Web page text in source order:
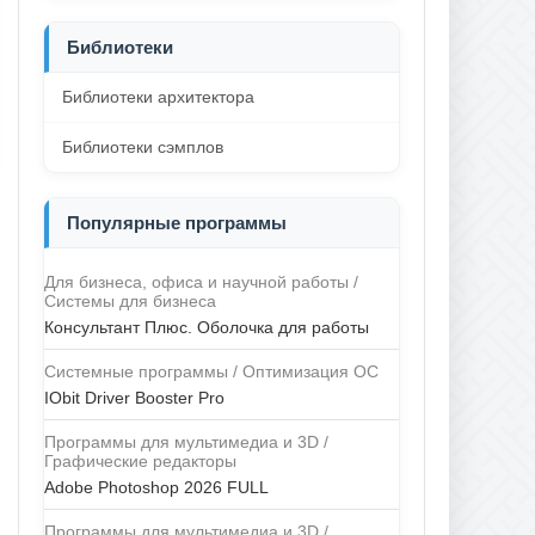
Библиотеки
Библиотеки архитектора
Библиотеки сэмплов
Популярные программы
Для бизнеса, офиса и научной работы /
Системы для бизнеса
Консультант Плюс. Оболочка для работы
Системные программы / Оптимизация ОС
IObit Driver Booster Pro
Программы для мультимедиа и 3D /
Графические редакторы
Adobe Photoshop 2026 FULL